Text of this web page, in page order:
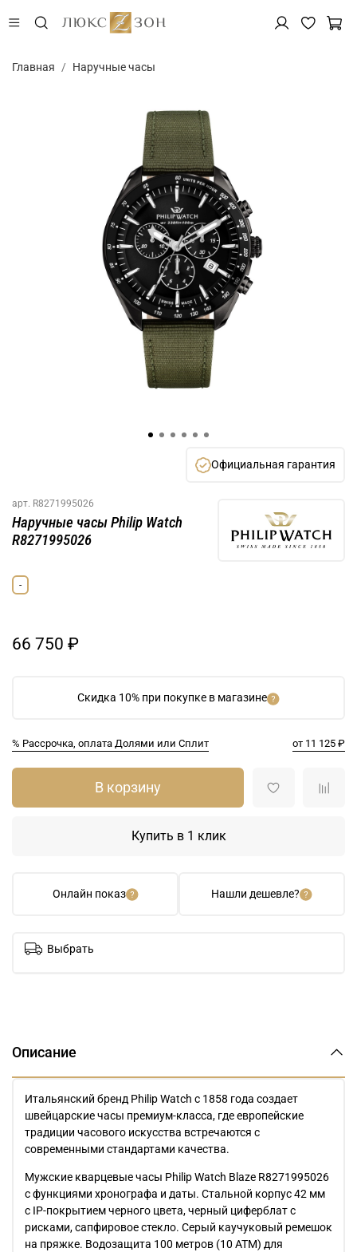
Главная Наручные часы
Официальная гарантия
арт. R8271995026
Скидка 10% при покупке в магазине
% Рассрочка, оплата Долями или Сплит от 11 125 ₽
Наручные часы Philip Watch
R8271995026
-
66 750 ₽
Онлайн показ Нашли дешевле?
В корзину
Купить в 1 клик
Выбрать
Описание
Итальянский бренд Philip Watch с 1858 года создает
швейцарские часы премиум-класса, где европейские
традиции часового искусства встречаются с
современными стандартами качества.
Мужские кварцевые часы Philip Watch Blaze R8271995026
с функциями хронографа и даты. Стальной корпус 42 мм
с IP-покрытием черного цвета, черный циферблат с
рисками, сапфировое стекло. Серый каучуковый ремешок
на пряжке. Водозащита 100 метров (10 АТМ) для